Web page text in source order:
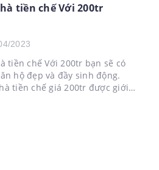
tiền chế Với 200tr
2023
tiền chế Với 200tr bạn sẽ có
hộ đẹp và đầy sinh động.
tiền chế giá 200tr được giới